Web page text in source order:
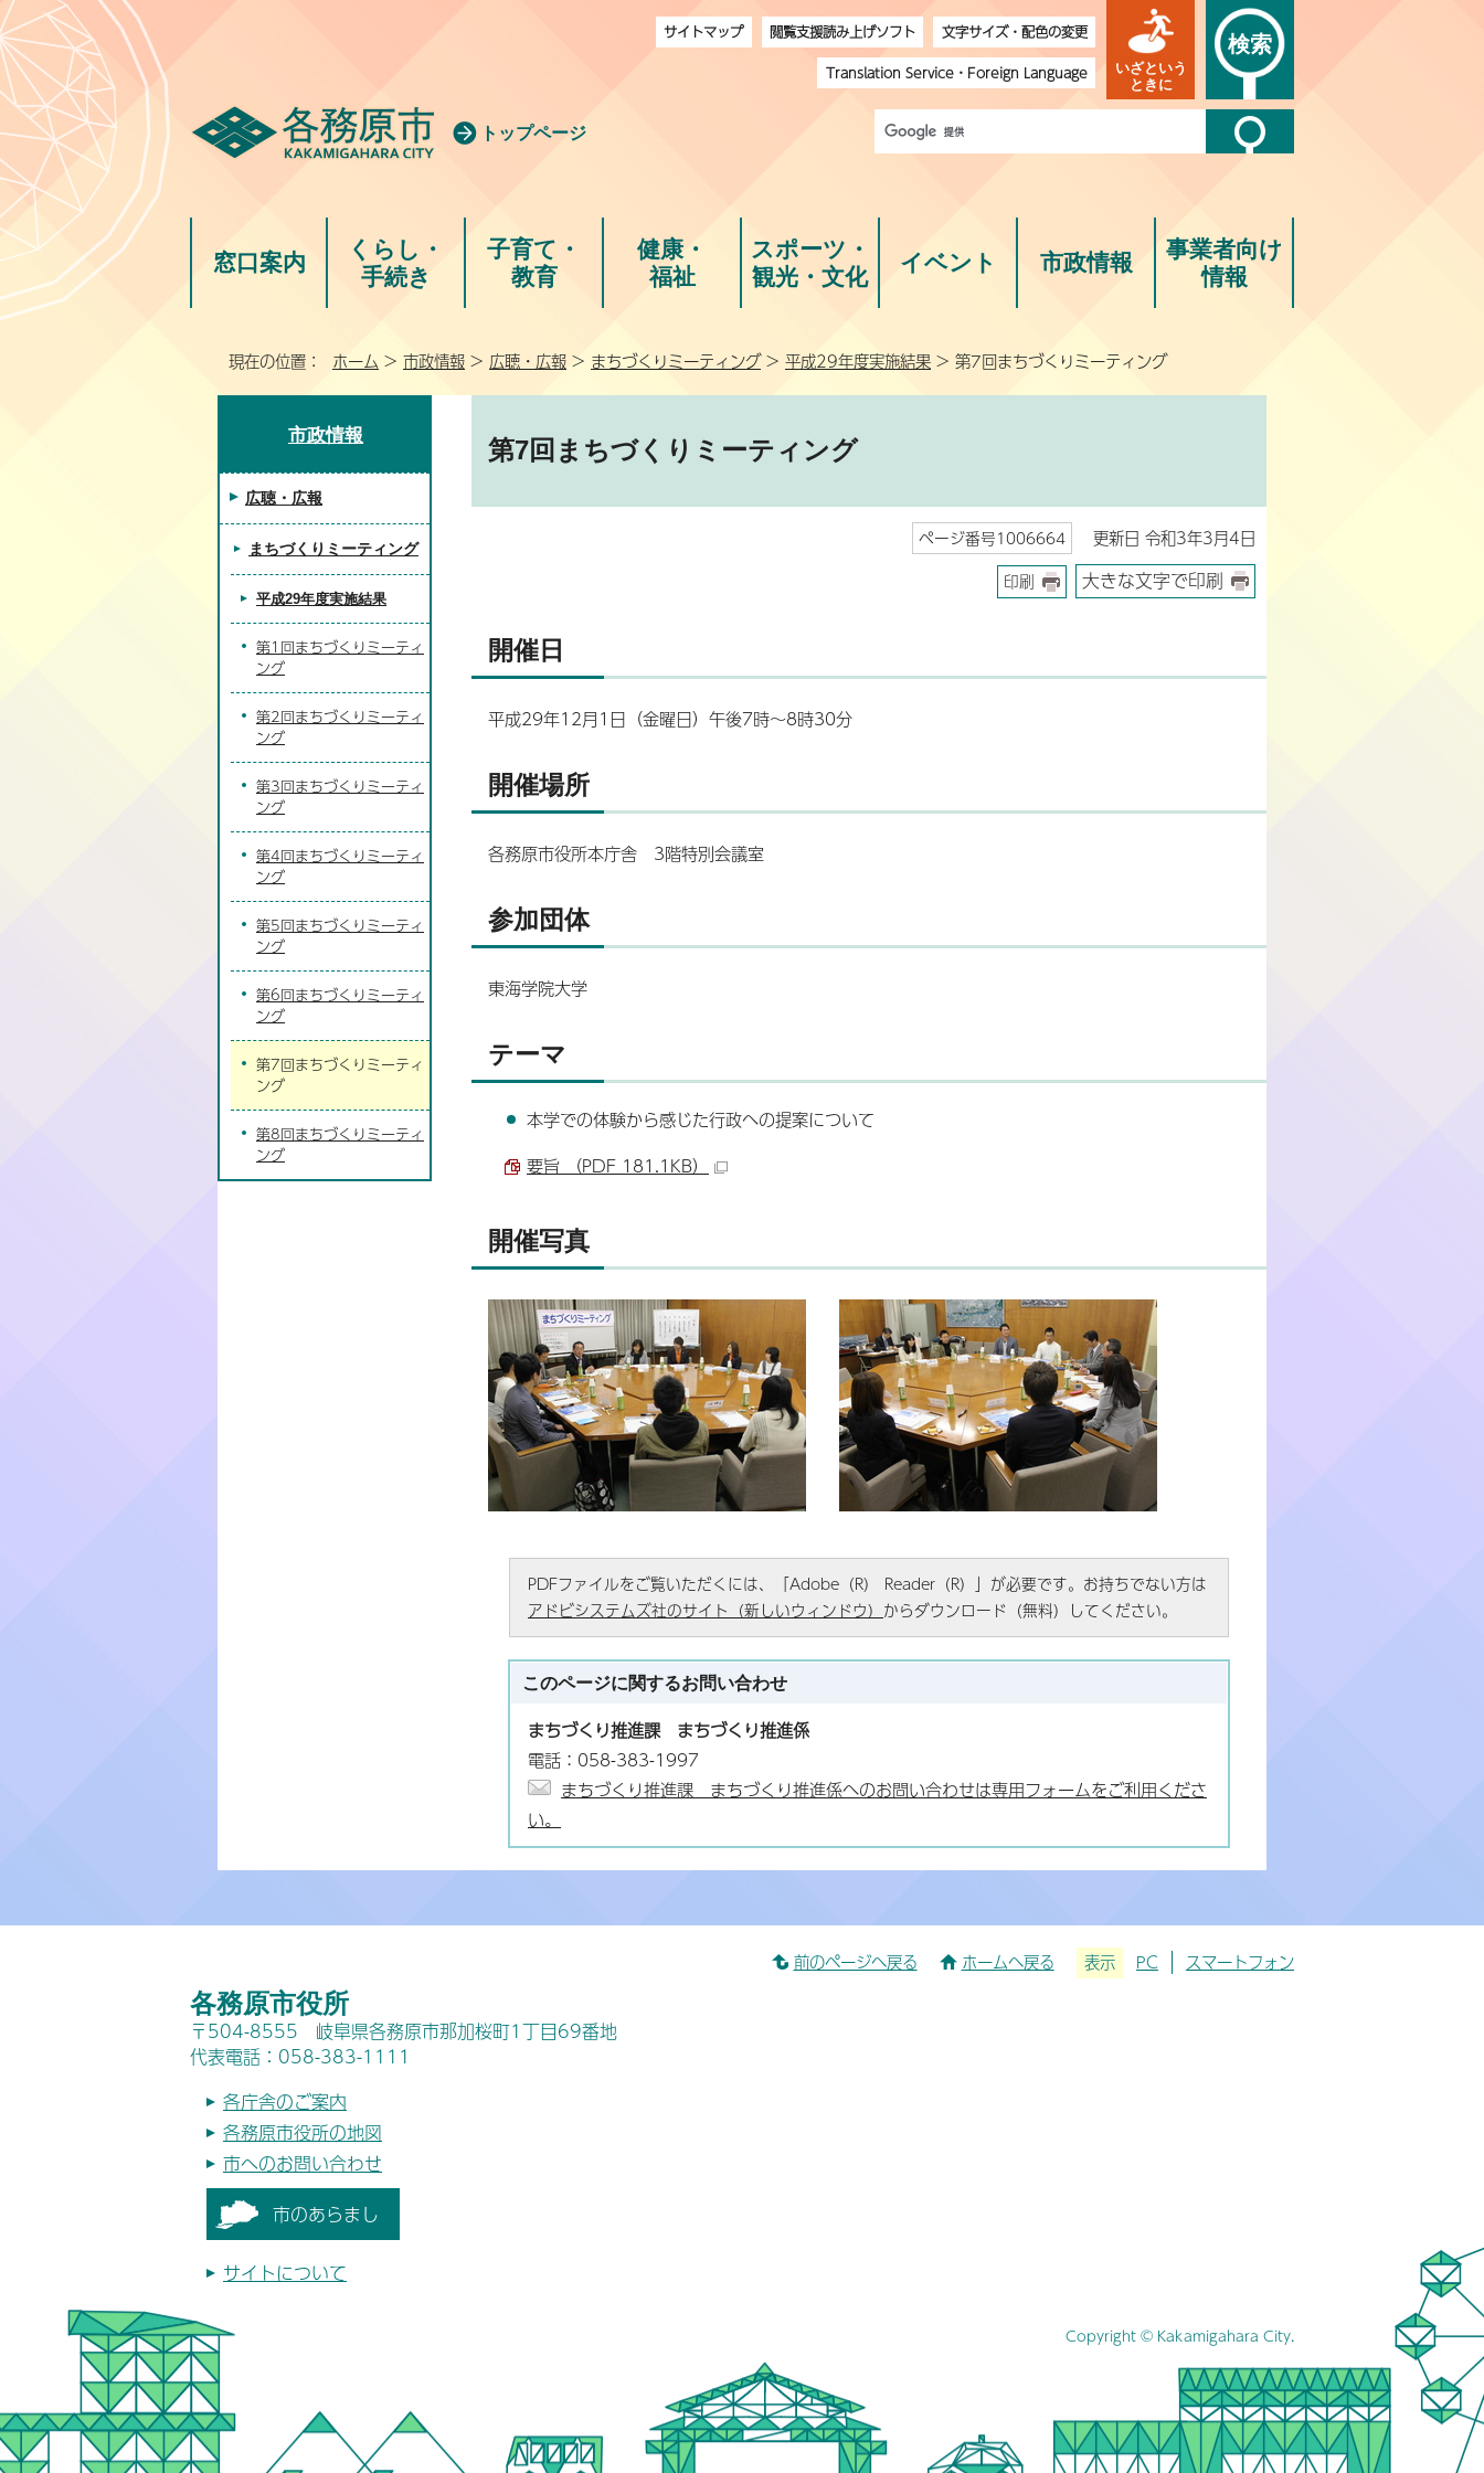
トップページ
サイトマップ 閲覧支援読み上げソフト
文字サイズ・配色の変更
Translation Service・ Foreign Language
いざという
ときに
検索
窓口案内
くらし・
手続き
子育て・
教育
健康・
福祉
スポーツ・
観光・文化
イベント 市政情報
事業者向け
情報
現在の位置： ホーム > 市政情報 > 広聴・広報 > まちづくりミーティング> 平成29年度実施結果 > 第7回まちづくりミーティング
第7回まちづくりミーティング
ページ番号1006664 更新日 令和3年3月4日
印刷 大きな文字で印刷
開催日
平成29年12月1日（金曜日）午後7時～8時30分
開催場所
各務原市役所本庁舎 3階特別会議室
参加団体
東海学院大学
テーマ
本学での体験から感じた行政への提案について
要旨 （PDF 181.1KB）
開催写真
PDFファイルをご覧いただくには、「Adobe（R） Reader（R）」が必要です。お持ちでない方は
アドビシステムズ社のサイト（新しいウィンドウ） からダウンロード（無料）してください。
このページに関するお問い合わせ
まちづくり推進課 まちづくり推進係
電話：058-383-1997
まちづくり推進課 まちづくり推進係へのお問い合わせは専用フォームをご利用くださ
い。
市政情報
広聴・広報
まちづくりミーティング
平成29年度実施結果
第1回まちづくりミーティ
ング
第2回まちづくりミーティ
ング
第3回まちづくりミーティ
ング
第4回まちづくりミーティ
ング
第5回まちづくりミーティ
ング
第6回まちづくりミーティ
ング
第7回まちづくりミーティ
ング
第8回まちづくりミーティ
ング
前のページへ戻る ホームへ戻る 表示 PC スマートフォン
各務原市役所
〒504-8555 岐阜県各務原市那加桜町1丁目69番地
代表電話：058-383-1111
各庁舎のご案内
各務原市役所の地図
市へのお問い合わせ
市のあらまし
サイトについて
Copyright © Kakamigahara City.